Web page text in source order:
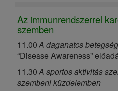
Az immunrendszerrel
szemben
11.00A daganatos
“Disease Awareness”
11.30A sportos aktivitás
szembeni küzdelemben